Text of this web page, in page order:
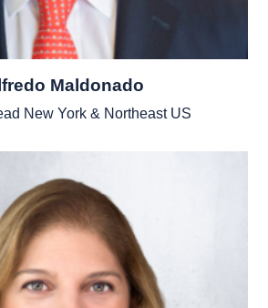
Maldonado
New York & Northeast US